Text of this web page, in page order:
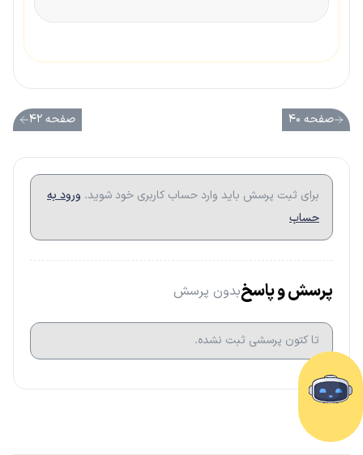
صفحه ۴۰ صفحه ۴۲
برای ثبت پرسش باید وارد حساب کاربری خود شوید. ورود به
حساب
پرسش و پاسخبدون پرسش
تا کتون پرسشی ثبت نشده.